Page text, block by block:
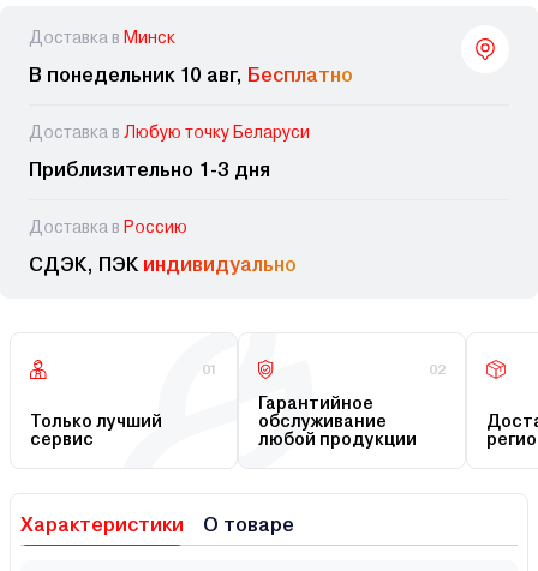
Доставка в Минск
В понедельник 10 авг, Бесплатно
Доставка в Любую точку Беларуси
Приблизительно 1-3 дня
Доставка в Россию
СДЭК, ПЭК индивидуально
01
Только лучший
сервис
02
Гарантийное
обслуживание
любой продукции
Характеристики О товаре